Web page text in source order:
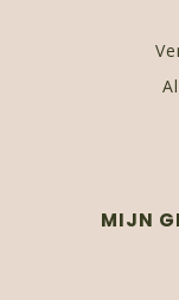
MIJN